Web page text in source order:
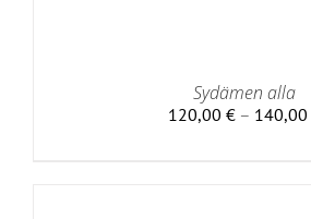
Sydämen alla
120,00 € – 140,00